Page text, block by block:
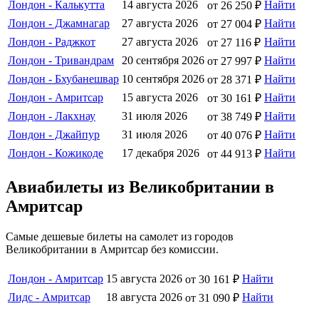
Лондон - Калькутта
14 августа 2026 от 26 250 ₽ Найти
Лондон - Джамнагар
27 августа 2026 от 27 004 ₽ Найти
Лондон - Раджкот
27 августа 2026 от 27 116 ₽ Найти
Лондон - Тривандрам
20 сентября 2026 от 27 997 ₽ Найти
Лондон - Бхубанешвар 10 сентября 2026 от 28 371 ₽ Найти
Лондон - Амритсар
15 августа 2026 от 30 161 ₽ Найти
Лондон - Лакхнау
31 июля 2026 от 38 749 ₽ Найти
Лондон - Джайпур
31 июля 2026 от 40 076 ₽ Найти
Лондон - Кожикоде
17 декабря 2026 от 44 913 ₽ Найти
Авиабилеты из Великобритании в
Амритсар
Самые дешевые билеты на самолет из городов
Великобритании в Амритсар без комиссии.
Лондон - Амритсар 15 августа 2026 от 30 161 ₽ Найти
Лидс - Амритсар
18 августа 2026 от 31 090 ₽ Найти